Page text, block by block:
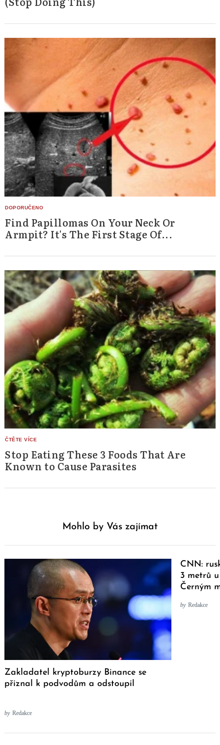
Find Papillomas On Your Neck Or
Armpit? It's The First Stage Of...
Stop Eating These 3 Foods That Are
Known to Cause Parasites
Mohlo by Vás zajímat
Zakladatel kryptoburzy Binance se
přiznal k podvodům a odstoupil
by Redakce
CNN:
3 metrů
Černým
by Redakce